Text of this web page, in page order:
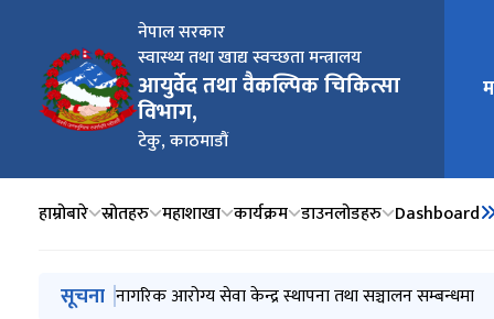
नेपाल सरकार
स्वास्थ्य तथा खाद्य स्वच्छता मन्त्रालय
आयुर्वेद तथा वैकल्पिक चिकित्सा
विभाग,
टेकु, काठमाडौं
मुख्य
हाम्रोबारे स्रोतहरु महाशाखा कार्यक्रम डाउनलोडहरु Dashboard
मुख्य नेभिगेसनमा जानुहोस्
सूचना बालबालिकाका लागि स्वर्ण बिन्दु प्राशन कार्यक्रम सञ्चालन
नेपाल सरकारबाट निः शुल्क वितरण हुने ३५ प्रकारका
नागरिक आरोग्य सेवा केन्द्र स्थापना तथा सञ्चालन सम्बन्धमा
प्रदेश अन्तरगतबाट सञ्चालन गरिने सशर्त अनदुानको
स्थानीय तहबाट सञ्चालन गरिने सशर्त अनदुानको मार्गदर्शन